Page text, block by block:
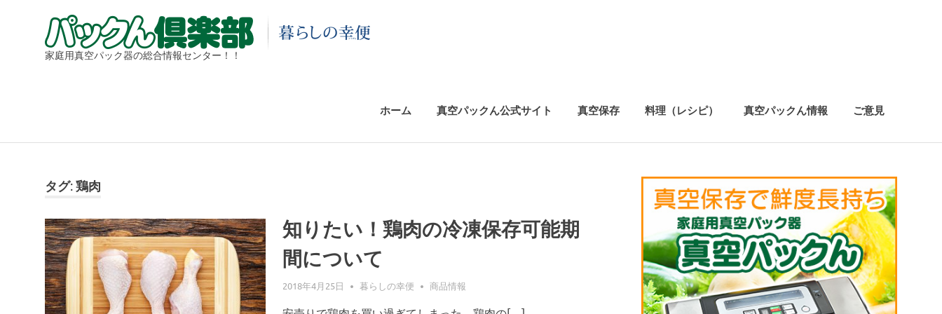
ク
ん
楽
家庭用真空パック器の総合情報センター！！
ホーム 真空パックん公式サイト 真空保存 料理（レシピ） 真空パックん情報 ご意見
タグ:鶏肉
知りたい！鶏肉の冷凍保存可能期
間について
2018年4月25日 暮らしの幸便 商品情報